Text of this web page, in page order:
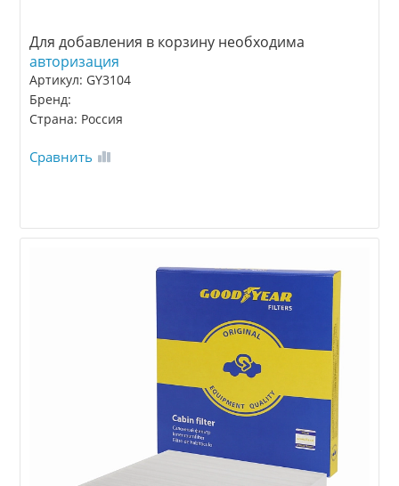
Для добавления в корзину необходима
авторизация
Артикул: GY3104
Бренд:
Страна: Россия
Сравнить